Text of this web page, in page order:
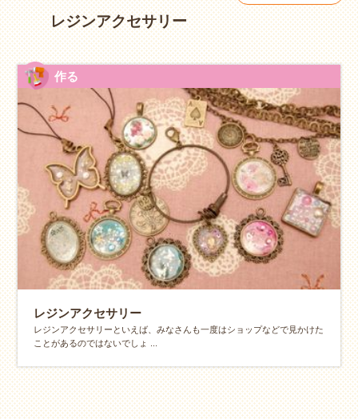
レジンアクセサリー
作る
レジンアクセサリー
レジンアクセサリーといえば、みなさんも一度はショップなどで見かけた
ことがあるのではないでしょ ...